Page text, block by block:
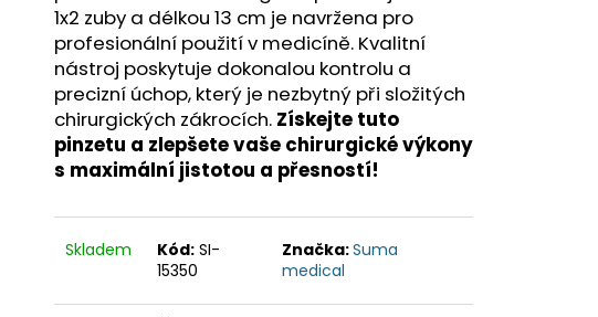
1x2 zuby a délkou 13 cm je navržena pro
profesionální použití v medicíně. Kvalitní
nástroj poskytuje dokonalou kontrolu a
precizní úchop, který je nezbytný při složitých
chirurgických zákrocích. Získejte tuto
pinzetu a zlepšete vaše chirurgické výkony
s maximální jistotou a přesností!
Skladem Kód: SI-
15350
Značka:Suma
medical